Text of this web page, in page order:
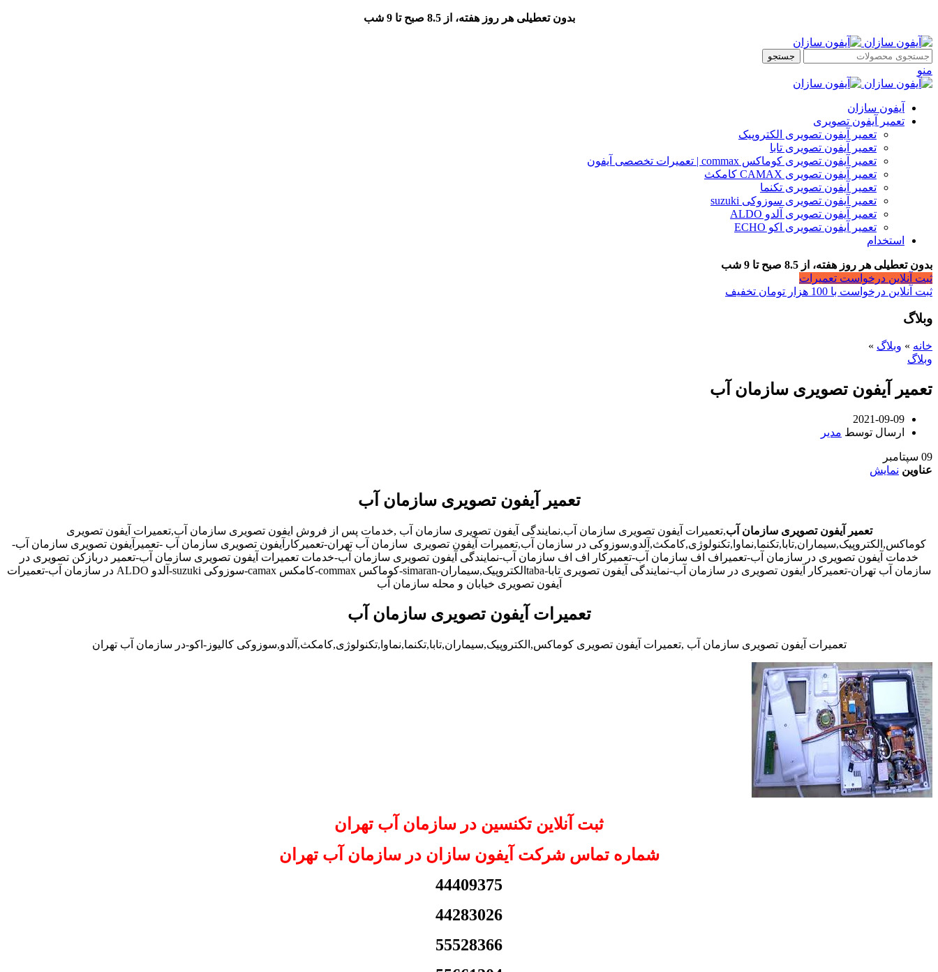
بدون تعطیلی هر روز هفته، از 8.5 صبح تا 9 شب
جستجو
منو
آیفون سازان
تعمیر آیفون تصویری
تعمیر آیفون تصویری الکتروپیک
تعمیر آیفون تصویری تابا
تعمیر آیفون تصویری کوماکس commax | تعمیرات تخصصی آیفون
تعمیر آیفون تصویری CAMAX کامکث
تعمیر آیفون تصویری تکنما
تعمیر آیفون تصویری سوزوکی suzuki
تعمیر آیفون تصویری آلدو ALDO
تعمیر آیفون تصویری اکو ECHO
استخدام
بدون تعطیلی هر روز هفته، از 8.5 صبح تا 9 شب
ثبت آنلاین درخواست تعمیرات
ثبت آنلاین درخواست با 100 هزار تومان تخفیف
وبلاگ
خانه » وبلاگ »
وبلاگ
تعمیر آیفون تصویری سازمان آب
2021-09-09
ارسال توسط مدیر
09 سپتامبر
عناوین نمایش
تعمیر آیفون تصویری سازمان آب
تعمیر آیفون تصویری سازمان آب,تعمیرات آیفون تصویری سازمان آب,نمایندگی آیفون تصویری سازمان آب ,خدمات پس از فروش ایفون تصویری سازمان آب,تعمیرات آیفون تصویری
کوماکس,الکتروپیک,سیماران,تابا,تکنما,نماوا,تکنولوژی,کامکث,آلدو,سوزوکی در سازمان آب,تعمیرات آیفون تصویری سازمان آب تهران-تعمیرکارآیفون تصویری سازمان آب -تعمیرآیفون تصویری سازمان آب-
خدمات آیفون تصویری در سازمان آب-تعمیراف اف سازمان آب-تعمیرکار اف اف سازمان آب-نمایندگی آیفون تصویری سازمان آب-خدمات تعمیرات آیفون تصویری سازمان آب-تعمیر دربازکن تصویری در
سازمان آب تهران-تعمیرکار آیفون تصویری در سازمان آب-نمایندگی آیفون تصویری تابا-tabaالکتروپیک,سیماران-simaran-کوماکس commax-کامکس camax-سوزوکی suzuki-آلدو ALDO در سازمان آب-تعمیرات
آیفون تصویری خیابان و محله سازمان آب
تعمیرات آیفون تصویری سازمان آب
تعمیرات آیفون تصویری سازمان آب ,تعمیرات آیفون تصویری کوماکس,الکتروپیک,سیماران,تابا,تکنما,نماوا,تکنولوژی,کامکث,آلدو,سوزوکی کالیوز-اکو-در سازمان آب تهران
ثبت آنلاین تکنسین در سازمان آب تهران
شماره تماس شرکت آیفون سازان در سازمان آب تهران
44409375
44283026
55528366